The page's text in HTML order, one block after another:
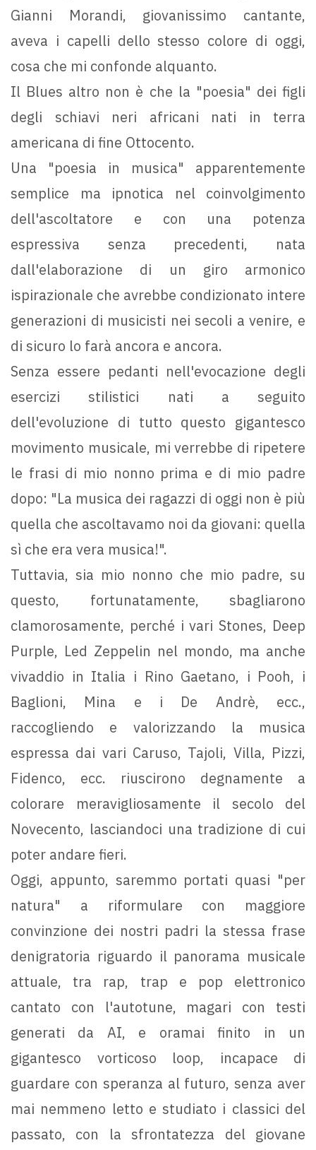
Gianni Morandi, giovanissimo cantante,
aveva i capelli dello stesso colore di oggi,
cosa che mi confonde alquanto.
Il Blues altro non è che la "poesia" dei figli
degli schiavi neri africani nati in terra
americana di fine Ottocento.
Una "poesia in musica" apparentemente
semplice ma ipnotica nel coinvolgimento
dell'ascoltatore e con una potenza
espressiva senza precedenti, nata
dall'elaborazione di un giro armonico
ispirazionale che avrebbe condizionato intere
generazioni di musicisti nei secoli a venire, e
di sicuro lo farà ancora e ancora.
Senza essere pedanti nell'evocazione degli
esercizi stilistici nati a seguito
dell'evoluzione di tutto questo gigantesco
movimento musicale, mi verrebbe di ripetere
le frasi di mio nonno prima e di mio padre
dopo: "La musica dei ragazzi di oggi non è più
quella che ascoltavamo noi da giovani: quella
sì che era vera musica!".
Tuttavia, sia mio nonno che mio padre, su
questo, fortunatamente, sbagliarono
clamorosamente, perché i vari Stones, Deep
Purple, Led Zeppelin nel mondo, ma anche
vivaddio in Italia i Rino Gaetano, i Pooh, i
Baglioni, Mina e i De Andrè, ecc.,
raccogliendo e valorizzando la musica
espressa dai vari Caruso, Tajoli, Villa, Pizzi,
Fidenco, ecc. riuscirono degnamente a
colorare meravigliosamente il secolo del
Novecento, lasciandoci una tradizione di cui
poter andare fieri.
Oggi, appunto, saremmo portati quasi "per
natura" a riformulare con maggiore
convinzione dei nostri padri la stessa frase
denigratoria riguardo il panorama musicale
attuale, tra rap, trap e pop elettronico
cantato con l'autotune, magari con testi
generati da AI, e oramai finito in un
gigantesco vorticoso loop, incapace di
guardare con speranza al futuro, senza aver
mai nemmeno letto e studiato i classici del
passato, con la sfrontatezza del giovane